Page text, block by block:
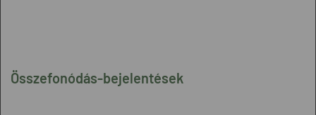
Összefonódás-bejelentések